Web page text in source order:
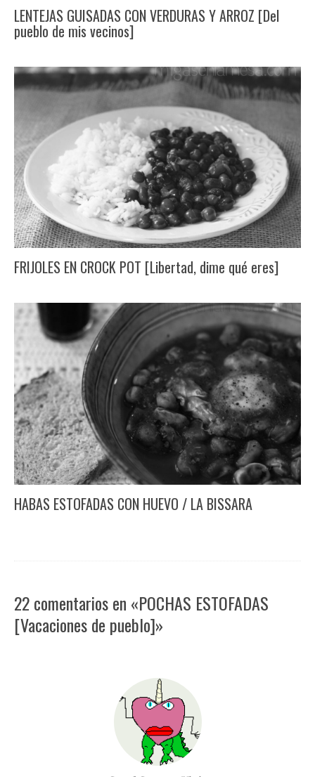
LENTEJAS GUISADAS CON VERDURAS Y ARROZ [Del
pueblo de mis vecinos]
FRIJOLES EN CROCK POT [Libertad, dime qué eres]
HABAS ESTOFADAS CON HUEVO / LA BISSARA
22 comentarios en «POCHAS ESTOFADAS
[Vacaciones de pueblo]»